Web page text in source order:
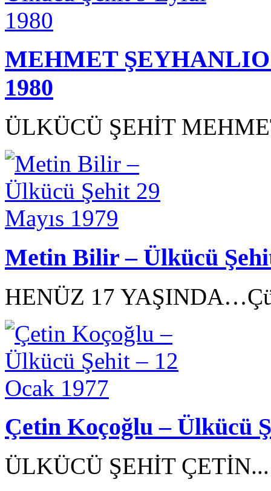
MEHMET
1980
ÜLKÜCÜ ŞEHİT
Metin Bilir – Ülkücü
HENÜZ 17
Çetin Koçoğlu – Ülkücü
ÜLKÜCÜ ŞEHİT